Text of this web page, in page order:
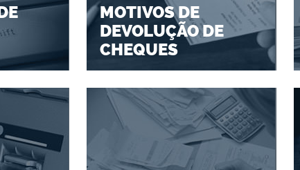
MOTIVOS DE
DEVOLUÇÃO DE
CHEQUES